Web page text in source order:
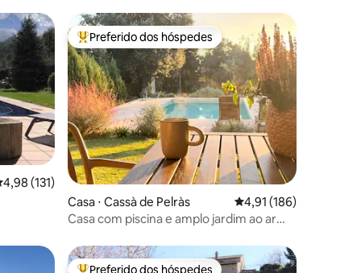
hóspedes
de uma avaliação média de 5, 131 avaliações
4,98 (131)
Entre os melhores preferidos dos hóspedes
Preferido dos hóspedes
Casa ⋅ Cassà de Pelràs 4,91 de uma avaliação
4,91 (186)
Casa com piscina e amplo jardim ao ar
Preferido dos hóspedes